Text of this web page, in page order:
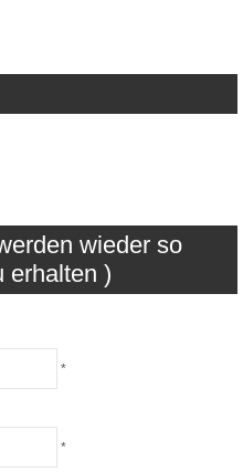
wieder so
erhalten )
*
*